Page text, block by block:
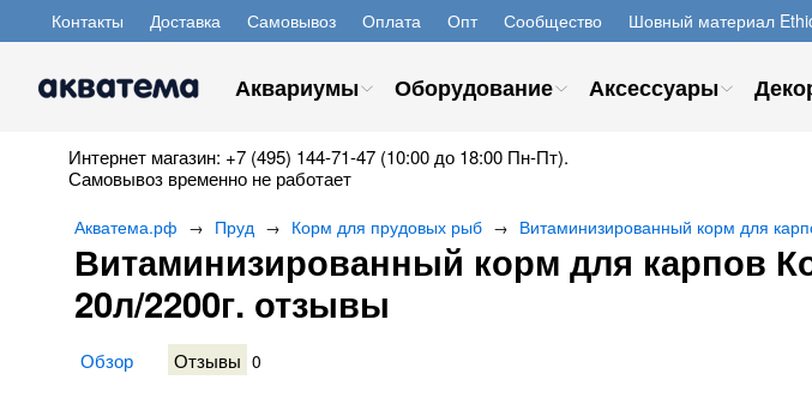
Контакты Доставка Самовывоз Оплата Опт Сообщество Шовный материал
Аквариумы Оборудование Аксессуары
Интернет магазин: +7 (495) 144-71-47 (10:00 до 18:00 Пн-Пт).
Самовывоз временно не работает
Акватема.рф → Пруд → Корм для прудовых рыб → Витаминизированный корм для
Витаминизированный корм для карпов
20л/2200г. отзывы
Обзор Отзывы 0